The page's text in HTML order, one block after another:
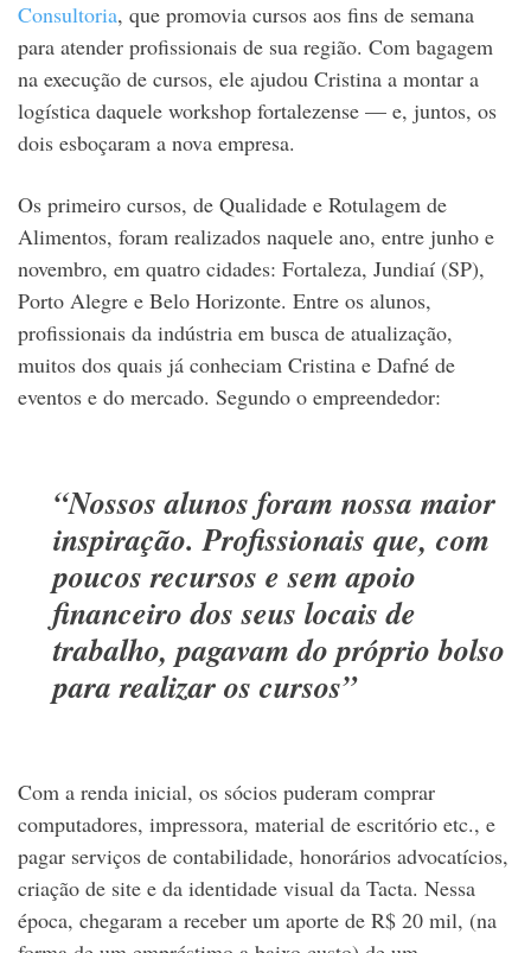
Consultoria, que promovia cursos aos fins de semana
para atender profissionais de sua região. Com bagagem
na execução de cursos, ele ajudou Cristina a montar a
logística daquele workshop fortalezense — e, juntos, os
dois esboçaram a nova empresa.
Os primeiro cursos, de Qualidade e Rotulagem de
Alimentos, foram realizados naquele ano, entre junho e
novembro, em quatro cidades: Fortaleza, Jundiaí (SP),
Porto Alegre e Belo Horizonte. Entre os alunos,
profissionais da indústria em busca de atualização,
muitos dos quais já conheciam Cristina e Dafné de
eventos e do mercado. Segundo o empreendedor:
“Nossos alunos foram nossa maior
inspiração. Profissionais que, com
poucos recursos e sem apoio
financeiro dos seus locais de
trabalho, pagavam do próprio bolso
para realizar os cursos”
Com a renda inicial, os sócios puderam comprar
computadores, impressora, material de escritório etc., e
pagar serviços de contabilidade, honorários advocatícios,
criação de site e da identidade visual da Tacta. Nessa
época, chegaram a receber um aporte de R$ 20 mil, (na